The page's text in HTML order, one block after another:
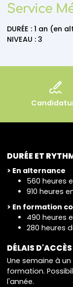
Service
DURÉE :1 an (en
NIVEAU :3
DURÉE ET
> En alternance
560 heures
910 heures
> En formation
490 heures
280 heures
DÉLAIS D'ACCÈS
Une semaine à
formation.
l'année.